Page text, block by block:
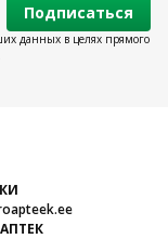
Подписаться
данных в целях прямого